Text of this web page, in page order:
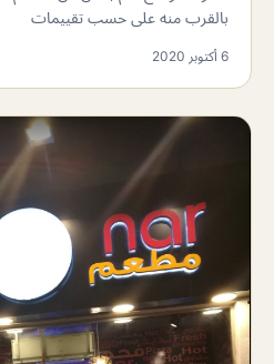
بالقرب منه على حسب تقييمات
6 أكتوبر 2020